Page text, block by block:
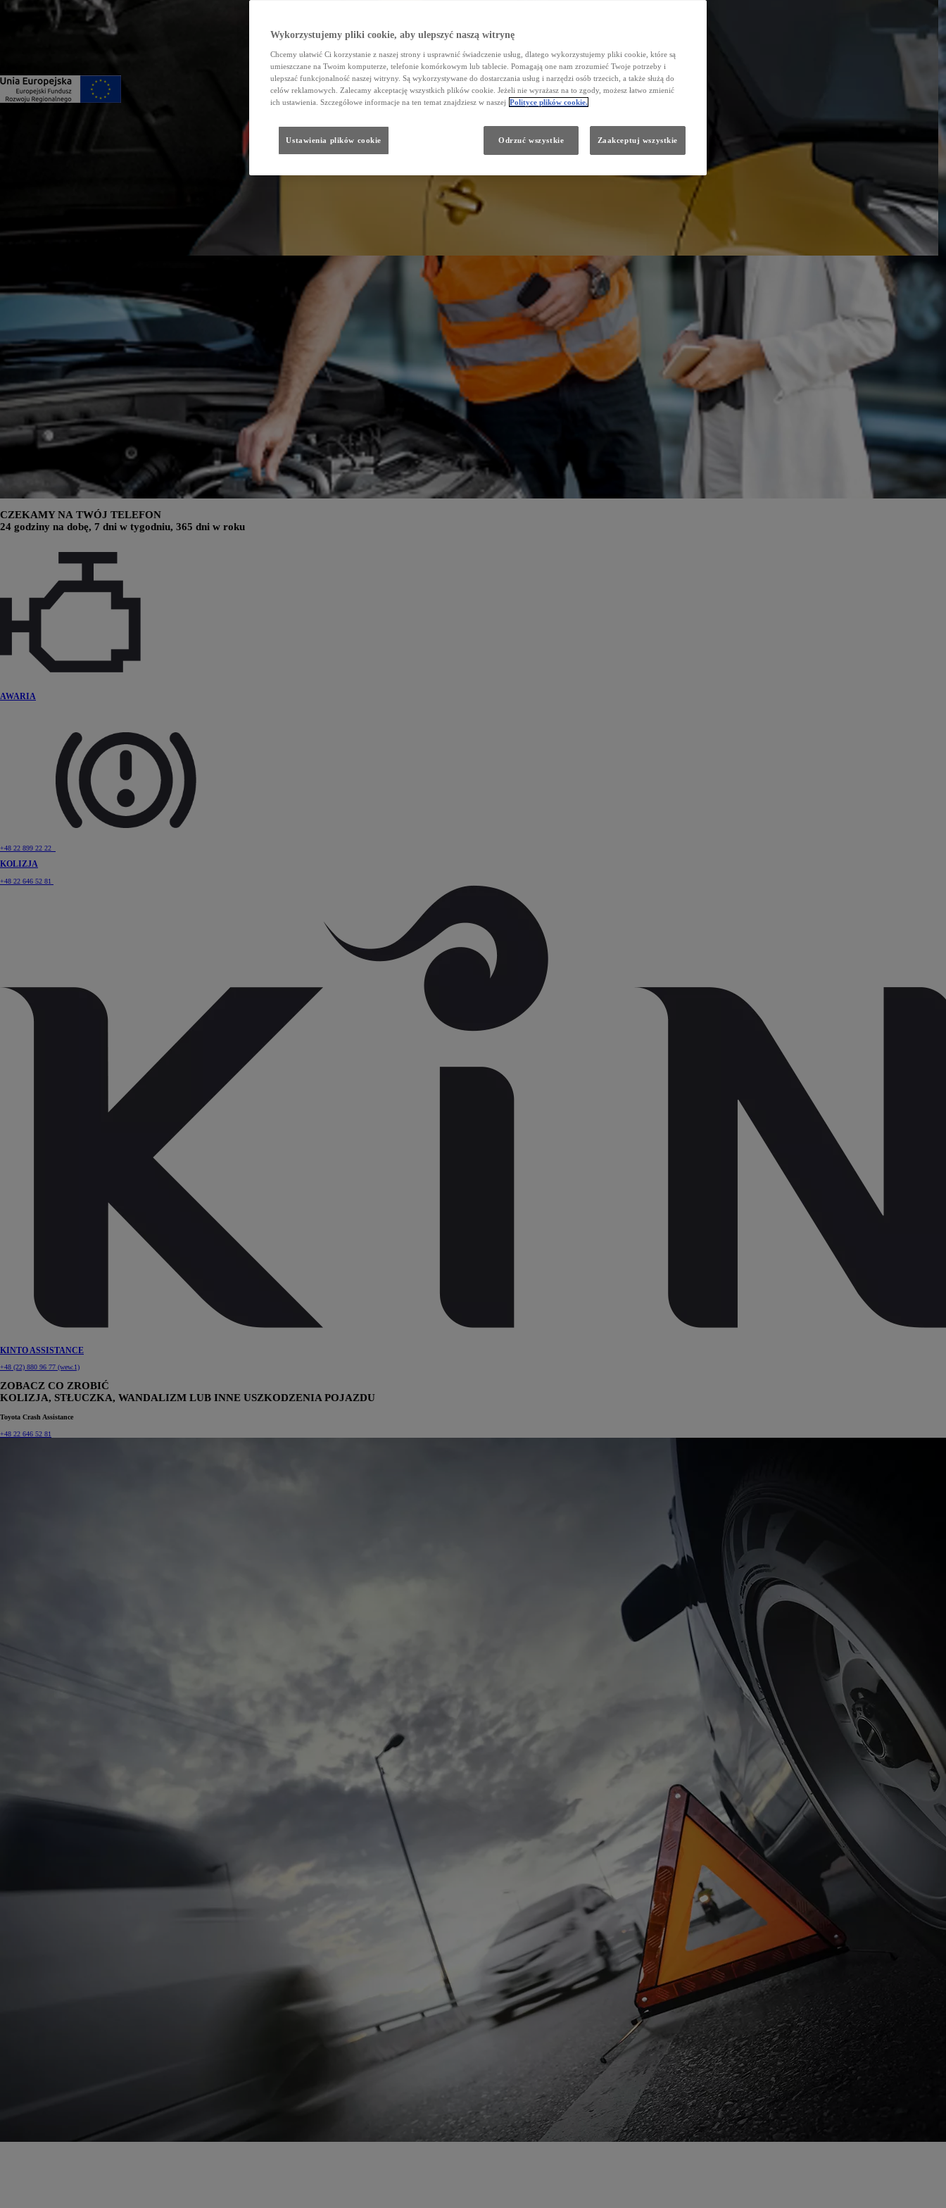
Od81 900 zł
Yaris Cross
HYBRID
CZEKAMY NA TWÓJ TELEFON
24 godziny na dobę, 7 dni w tygodniu, 365 dni w roku
AWARIA
+48 22 899 22 22
KOLIZJA
+48 22 646 52 81
KINTO ASSISTANCE
+48 (22) 880 96 77 (wew.1)
ZOBACZ CO ZROBIĆ
KOLIZJA, STŁUCZKA, WANDALIZM LUB INNE USZKODZENIA POJAZDU
Toyota Crash Assistance
+48 22 646 52 81
Wykorzystujemy pliki cookie, aby ulepszyć naszą witrynę
Chcemy ułatwić Ci korzystanie z naszej strony i usprawnić świadczenie usług, dlatego wykorzystujemy pliki cookie, które są
umieszczane na Twoim komputerze, telefonie komórkowym lub tablecie. Pomagają one nam zrozumieć Twoje potrzeby i
ulepszać funkcjonalność naszej witryny. Są wykorzystywane do dostarczania usług i narzędzi osób trzecich, a także służą do
celów reklamowych. Zalecamy akceptację wszystkich plików cookie. Jeżeli nie wyrażasz na to zgody, możesz łatwo zmienić
ich ustawienia. Szczegółowe informacje na ten temat znajdziesz w naszej Polityce plików cookie.
Ustawienia plików cookie Odrzuć wszystkie Zaakceptuj wszystkie